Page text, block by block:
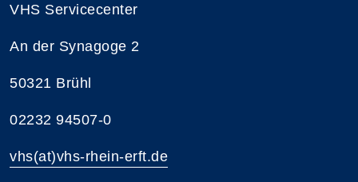
VHS Servicecenter
An der Synagoge 2
50321 Brühl
02232 94507-0
vhs(at)vhs-rhein-erft.de